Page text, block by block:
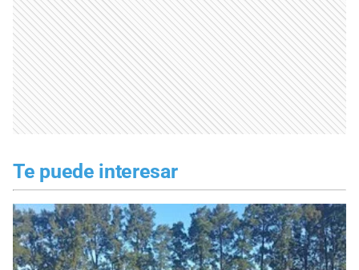
Te puede interesar